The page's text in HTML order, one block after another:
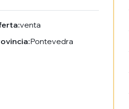
venta
Pontevedra